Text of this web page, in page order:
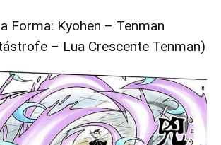
Forma: Kyohen – Tenman
– Lua Crescente Tenman)